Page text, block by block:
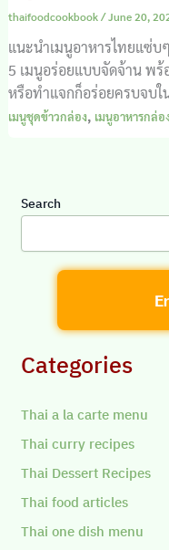
thaifoodcookbook/June 20,
แนะนำเมนูอาหารไทยแซ่บ
5 เมนูอร่อยแบบจัดจ้าน พร้
หรือทำแจกก็อร่อยครบจบใ
เมนูชุดข้าวกล่อง, เมนูอาหารกล่อ
Search
Categories
Thai a la carte menu
Thai curry recipes
Thai Dessert Recipes
Thai food articles
Thai one dish menu